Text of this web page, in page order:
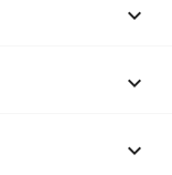


